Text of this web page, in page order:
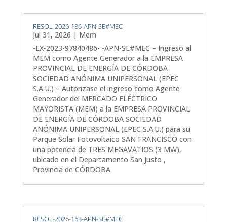
RESOL-2026-186-APN-SE#MEC
Jul 31, 2026 | Mem
-EX-2023-97840486- -APN-SE#MEC – Ingreso al
MEM como Agente Generador a la EMPRESA
PROVINCIAL DE ENERGÍA DE CÓRDOBA
SOCIEDAD ANÓNIMA UNIPERSONAL (EPEC
S.A.U.) – Autorizase el ingreso como Agente
Generador del MERCADO ELÉCTRICO
MAYORISTA (MEM) a la EMPRESA PROVINCIAL
DE ENERGÍA DE CÓRDOBA SOCIEDAD
ANÓNIMA UNIPERSONAL (EPEC S.A.U.) para su
Parque Solar Fotovoltaico SAN FRANCISCO con
una potencia de TRES MEGAVATIOS (3 MW),
ubicado en el Departamento San Justo ,
Provincia de CÓRDOBA
RESOL-2026-163-APN-SE#MEC